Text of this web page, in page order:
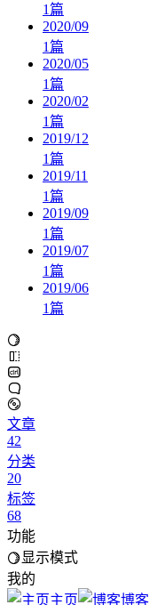
1篇
2020/09
1篇
2020/05
1篇
2020/02
1篇
2019/12
1篇
2019/11
1篇
2019/09
1篇
2019/07
1篇
2019/06
1篇
文章
42
分类
20
标签
68
功能
显示模式
我的
主页
博客